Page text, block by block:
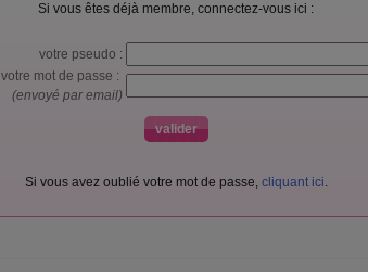
Si vous êtes déjà membre, connectez-vous ici :
votre pseudo :
votre mot de passe :
(envoyé par email)
Si vous avez oublié votre mot de passe, cliquant ici.